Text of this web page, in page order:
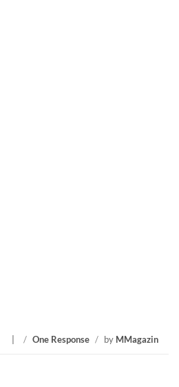
/ One Response / by MMagazin